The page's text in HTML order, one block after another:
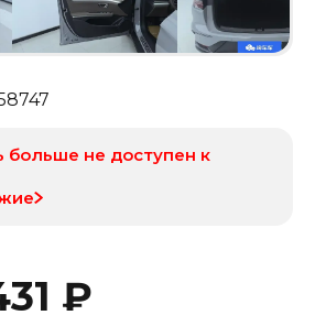
больше не доступен к
₽